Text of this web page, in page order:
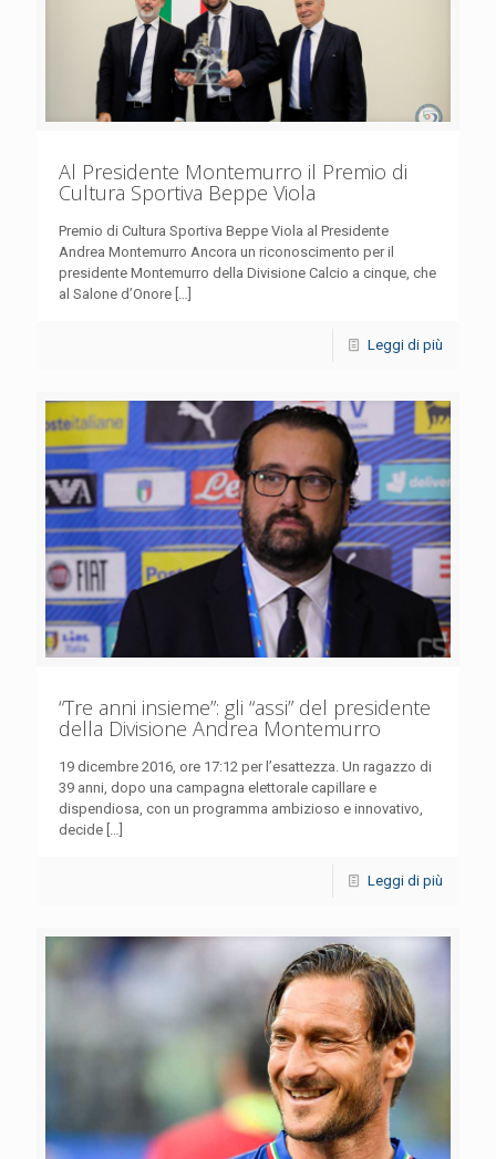
Al Presidente Montemurro il Premio di
Cultura Sportiva Beppe Viola
Premio di Cultura Sportiva Beppe Viola al Presidente
Andrea Montemurro Ancora un riconoscimento per il
presidente Montemurro della Divisione Calcio a cinque, che
al Salone d’Onore […]
Leggi di più
“Tre anni insieme”: gli “assi” del presidente
della Divisione Andrea Montemurro
19 dicembre 2016, ore 17:12 per l’esattezza. Un ragazzo di
39 anni, dopo una campagna elettorale capillare e
dispendiosa, con un programma ambizioso e innovativo,
decide
Leggi di più